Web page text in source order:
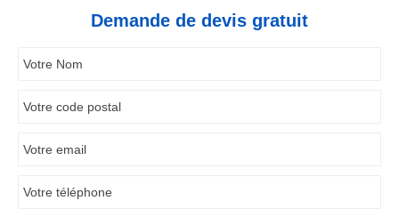
Demande de devis gratuit